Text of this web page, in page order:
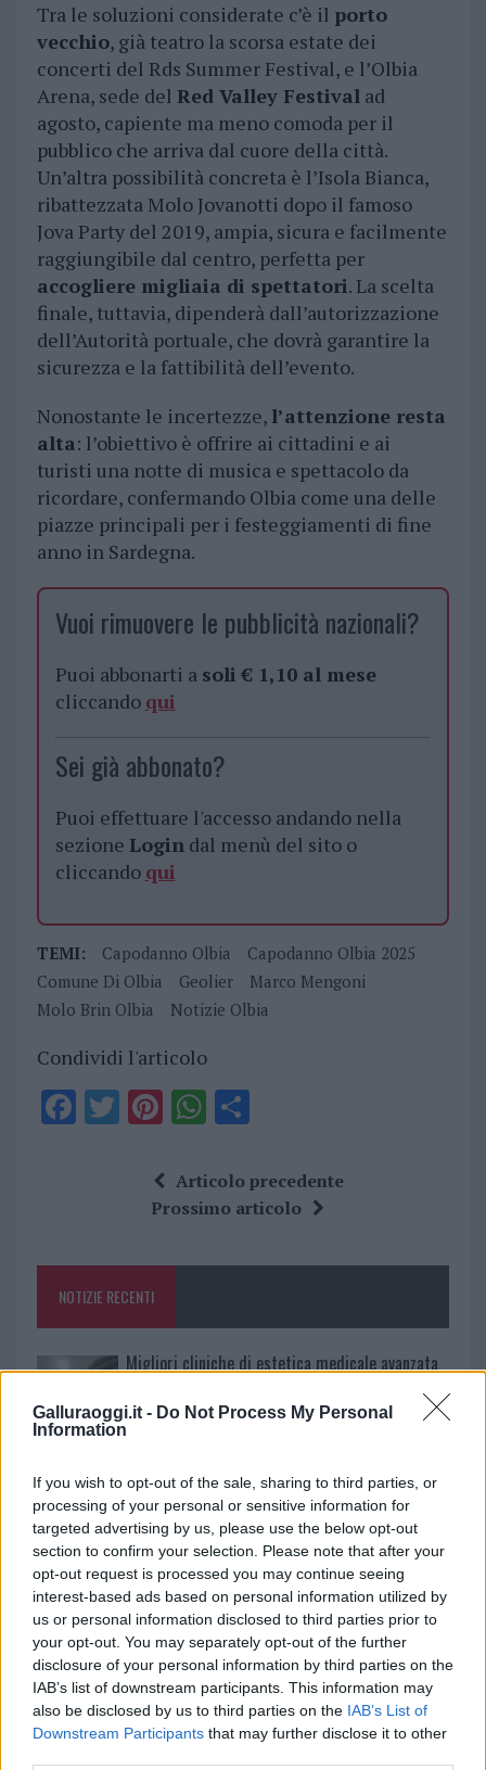
Galluraoggi.it - Do Not Process My Personal
Information
If you wish to opt-out of the sale, sharing to third parties, or
processing of your personal or sensitive information for
targeted advertising by us, please use the below opt-out
section to confirm your selection. Please note that after your
opt-out request is processed you may continue seeing
interest-based ads based on personal information utilized by
us or personal information disclosed to third parties prior to
your opt-out. You may separately opt-out of the further
disclosure of your personal information by third parties on the
IAB’s list of downstream participants. This information may
also be disclosed by us to third parties on the IAB’s List of
Downstream Participants that may further disclose it to other
Tra le soluzioni considerate c’è il porto
vecchio, già teatro la scorsa estate dei
concerti del Rds Summer Festival, e l’Olbia
Arena, sede del Red Valley Festivalad
agosto, capiente ma meno comoda per il
pubblico che arriva dal cuore della città.
Un’altra possibilità concreta è l’Isola Bianca,
ribattezzata Molo Jovanotti dopo il famoso
Jova Party del 2019, ampia, sicura e facilmente
raggiungibile dal centro, perfetta per
accogliere migliaia di spettatori. La scelta
finale, tuttavia, dipenderà dall’autorizzazione
dell’Autorità portuale, che dovrà garantire la
sicurezza e la fattibilità dell’evento.
Nonostante le incertezze, l’attenzione resta
alta: l’obiettivo è offrire ai cittadini e ai
turisti una notte di musica e spettacolo da
ricordare, confermando Olbia come una delle
piazze principali per i festeggiamenti di fine
anno in Sardegna.
Vuoi rimuovere le pubblicità nazionali?
Puoi abbonarti a soli € 1,10 al mese
cliccando qui
Sei già abbonato?
Puoi effettuare l'accesso andando nella
sezione Logindal menù del sito o
cliccando qui
TEMI: Capodanno Olbia
Capodanno Olbia 2025
Comune Di Olbia
Geolier
Marco Mengoni
Molo Brin Olbia
Notizie Olbia
Condividi l'articolo
F
o
k
T Pi
te
re
W
at
s
p
S
a
re
Articolo precedente
Prossimo articolo
NOTIZIE RECENTI
Migliori cliniche di estetica medicale avanzata
in Europa: classifica dei 5 centri di riferimento
pe…
l’inaugurazione
Andrea Mura conquista Palau: grande
partecipazione per il suo racconto
Calangianus, allarme sul centro accoglienza
minori, Albieri: “Episodi gravissimi”
Gallura, finti clienti svuotano le suite: furto da
50mila nel resort